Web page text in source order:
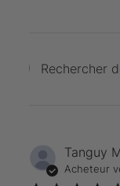
Tanguy
Acheteur